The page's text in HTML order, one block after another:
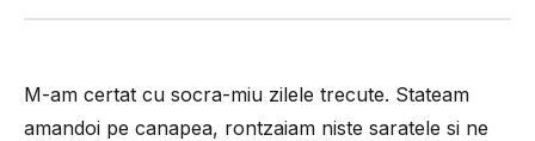
M-am certat cu socra-miu zilele trecute. Stateam
amandoi pe canapea, rontzaiam niste saratele si ne